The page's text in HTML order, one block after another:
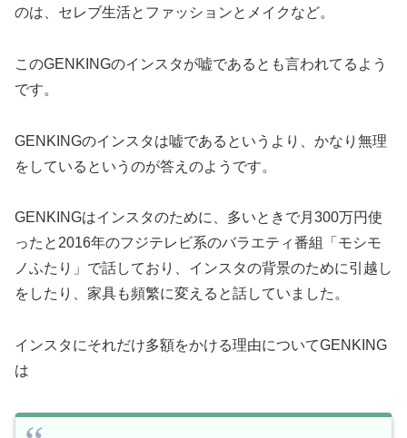
のは、セレブ生活とファッションとメイクなど。
このGENKINGのインスタが嘘であるとも言われてるよう
です。
GENKINGのインスタは嘘であるというより、かなり無理
をしているというのが答えのようです。
GENKINGはインスタのために、多いときで月300万円使
ったと2016年のフジテレビ系のバラエティ番組「モシモ
ノふたり」で話しており、インスタの背景のために引越し
をしたり、家具も頻繁に変えると話していました。
インスタにそれだけ多額をかける理由についてGENKING
は